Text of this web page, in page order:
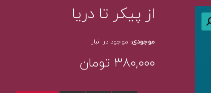
از پیکر تا دریا
موجودی: موجود در انبار
۳۸۰,۰۰۰ تومان